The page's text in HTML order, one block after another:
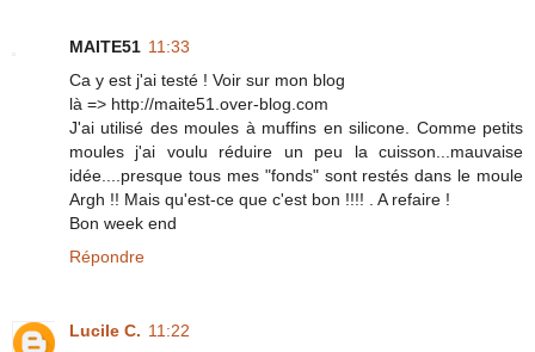
MAITE51 11:33
Ca y est j'ai testé ! Voir sur mon blog
là => http://maite51.over-blog.com
J'ai utilisé des moules à muffins en silicone. Comme petits
moules j'ai voulu réduire un peu la cuisson...mauvaise
idée....presque tous mes "fonds" sont restés dans le moule
Argh !! Mais qu'est-ce que c'est bon !!!! . A refaire !
Bon week end
Répondre
Lucile C. 11:22